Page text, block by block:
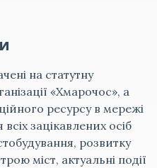
на статутну
«Хмарочос», а
ресурсу в мережі
зацікавлених осіб
розвитку
міст, актуальні події